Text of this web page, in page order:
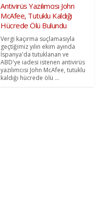
Antivirüs Yazılımcısı John
McAfee, Tutuklu Kaldığı
Hücrede Ölü Bulundu
Vergi kaçırma suçlamasıyla
geçtiğimiz yılın ekim ayında
İspanya'da tutuklanan ve
ABD'ye iadesi istenen antivirüs
yazılımcısı John McAfee, tutuklu
kaldığı hücrede ölü ...